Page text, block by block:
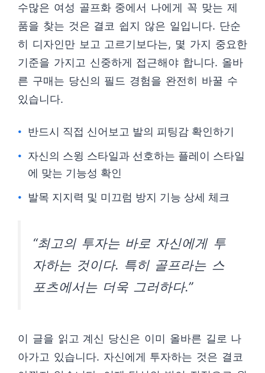
수많은 여성 골프화 중에서 나에게 꼭 맞는 제
품을 찾는 것은 결코 쉽지 않은 일입니다. 단순
히 디자인만 보고 고르기보다는, 몇 가지 중요한
기준을 가지고 신중하게 접근해야 합니다. 올바
른 구매는 당신의 필드 경험을 완전히 바꿀 수
있습니다.
반드시 직접 신어보고 발의 피팅감 확인하기
자신의 스윙 스타일과 선호하는 플레이 스타일
에 맞는 기능성 확인
발목 지지력 및 미끄럼 방지 기능 상세 체크
“최고의 투자는 바로 자신에게 투
자하는 것이다. 특히 골프라는 스
포츠에서는 더욱 그러하다.”
이 글을 읽고 계신 당신은 이미 올바른 길로 나
아가고 있습니다. 자신에게 투자하는 것은 결코